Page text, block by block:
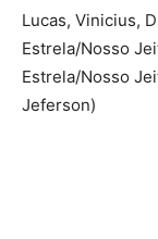
Lucas, Vinicius,
Estrela/Nosso
Estrela/Nosso
Jeferson)